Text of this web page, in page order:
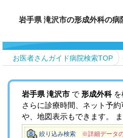
岩手県 滝沢市の形成外科の病
お医者さんガイド病院検索TOP
岩手県 滝沢市 で 形成外科を
さらに診療時間、ネット予
や、地図表示もできます。
絞り込み検索 ※詳細データ